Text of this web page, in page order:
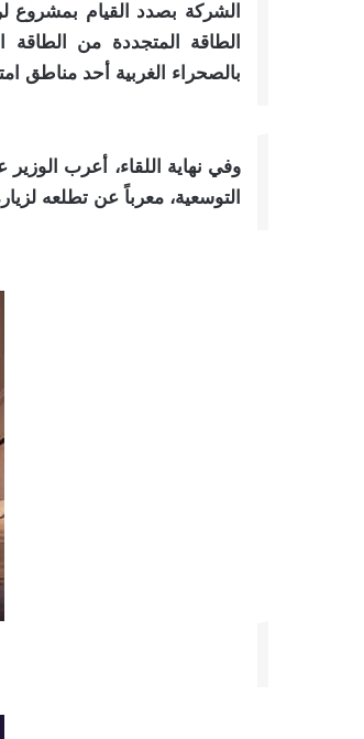
الشركة بصدد القيام بمشروع
الطاقة المتجددة من
بالصحراء الغربية أحد مناطق
وفي نهاية اللقاء، أعرب
التوسعية، معرباً عن تطلعه